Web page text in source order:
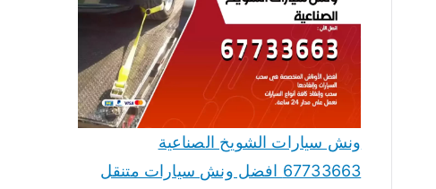
ونش سيارات الشويخ الصناعية
67733663 افضل ونش سيارات متنقل